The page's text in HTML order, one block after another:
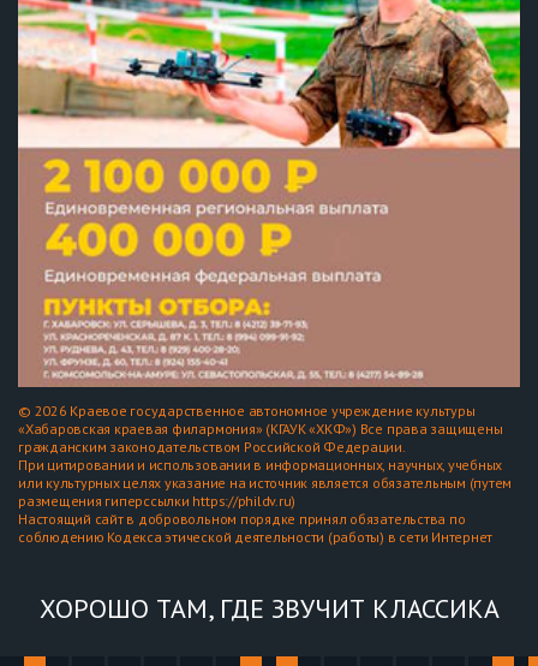
© 2026 Краевое государственное автономное учреждение культуры
«Хабаровская краевая филармония» (КГАУК «ХКФ») Все права защищены
гражданским законодательством Российской Федерации.
При цитировании и использовании в информационных, научных, учебных
или культурных целях указание на источник является обязательным (путем
размещения гиперссылки https://phildv.ru)
Настоящий сайт в добровольном порядке принял обязательства по
соблюдению Кодекса этической деятельности (работы) в сети Интернет
ХОРОШО ТАМ, ГДЕ ЗВУЧИТ КЛАССИКА